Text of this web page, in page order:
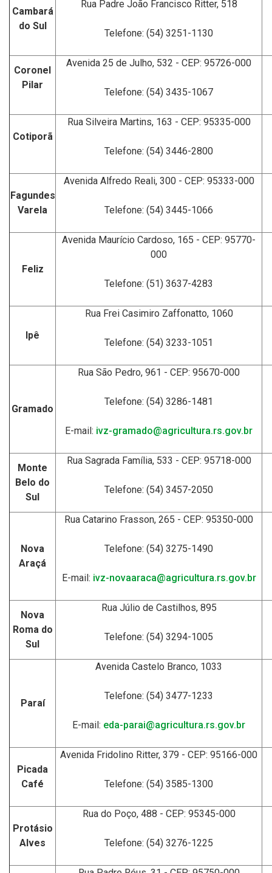
Cambará
do Sul
Rua Padre João Francisco Ritter, 518
Telefone: (54) 3251-1130
Coronel
Pilar
Avenida 25 de Julho, 532 - CEP: 95726-000
Telefone: (54) 3435-1067
Cotiporã
Rua Silveira Martins, 163 - CEP: 95335-000
Telefone: (54) 3446-2800
Fagundes
Varela
Avenida Alfredo Reali, 300 - CEP: 95333-000
Telefone: (54) 3445-1066
Feliz
Avenida Maurício Cardoso, 165 - CEP: 95770-
000
Telefone: (51) 3637-4283
Ipê
Rua Frei Casimiro Zaffonatto, 1060
Telefone: (54) 3233-1051
Gramado
Rua São Pedro, 961 - CEP: 95670-000
Telefone: (54) 3286-1481
E-mail: ivz-gramado@agricultura.rs.gov.br
Monte
Belo do
Sul
Rua Sagrada Família, 533 - CEP: 95718-000
Telefone: (54) 3457-2050
Nova
Araçá
Rua Catarino Frasson, 265 - CEP: 95350-000
Telefone: (54) 3275-1490
E-mail: ivz-novaaraca@agricultura.rs.gov.br
Nova
Roma do
Sul
Rua Júlio de Castilhos, 895
Telefone: (54) 3294-1005
Paraí
Avenida Castelo Branco, 1033
Telefone: (54) 3477-1233
E-mail: eda-parai@agricultura.rs.gov.br
Picada
Café
Avenida Fridolino Ritter, 379 - CEP: 95166-000
Telefone: (54) 3585-1300
Protásio
Alves
Rua do Poço, 488 - CEP: 95345-000
Telefone: (54) 3276-1225